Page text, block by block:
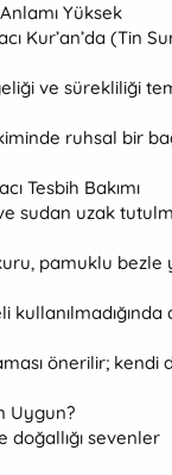
Yüksek
Kur’an’da (Tin
ve sürekliliği
ruhsal bir
Tesbih Bakımı
sudan uzak
pamuklu bezle
önerilir; kendi
Uygun?
doğallığı sevenler